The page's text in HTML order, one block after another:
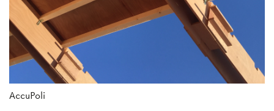
AccuPoli